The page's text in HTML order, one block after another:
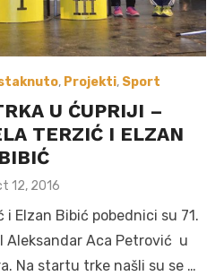
, Projekti, Sport
U ĆUPRIJI –
TERZIĆ I ELZAN
BIBIĆ
12, 2016
i Elzan Bibić pobednici su 71.
Aleksandar Aca Petrović u
Na startu trke našli su se …